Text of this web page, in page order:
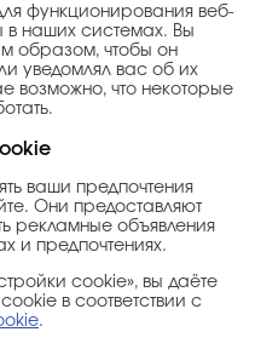
функционирования веб-
в наших системах. Вы
образом, чтобы он
уведомлял вас об их
возможно, что некоторые
ваши предпочтения
Они предоставляют
рекламные объявления
и предпочтениях.
cookie», вы даёте
в соответствии с
.